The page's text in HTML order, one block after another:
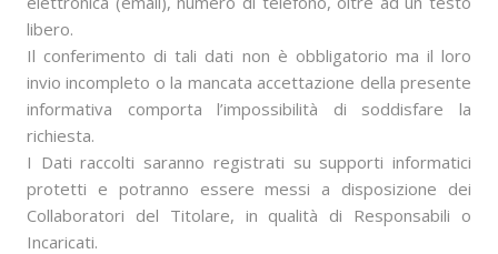
libero.
Il conferimento di tali dati non è obbligatorio ma il loro
invio incompleto o la mancata accettazione della presente
informativa comporta l’impossibilità di soddisfare la
richiesta.
I Dati raccolti saranno registrati su supporti informatici
protetti e potranno essere messi a disposizione dei
Collaboratori del Titolare, in qualità di Responsabili o
Incaricati.